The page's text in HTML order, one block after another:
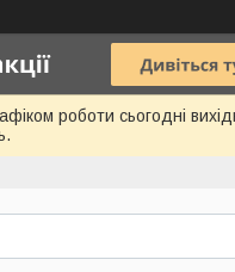
роботи сьогодні